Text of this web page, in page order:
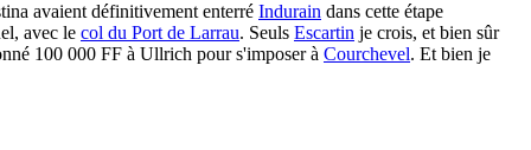
avaient définitivement enterré Indurain dans cette étape
avec le col du Port de Larrau. Seuls Escartin je crois, et bien sûr
100 000 FF à Ullrich pour s'imposer à Courchevel. Et bien je